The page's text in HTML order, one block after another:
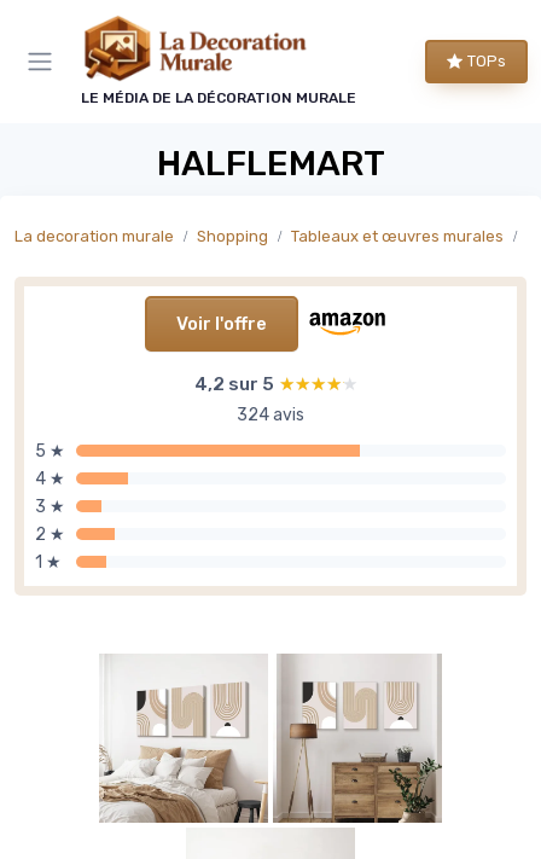
LE MÉDIA DE LA DÉCORATION MURALE
TOPs
HALFLEMART
La decoration murale Shopping Tableaux et œuvres murales
Voir l'offre
4,2 sur 5 ★★★★★
★★★★★
324 avis
5 ★
4 ★
3 ★
2 ★
1 ★
Panneau de gestion des cookies